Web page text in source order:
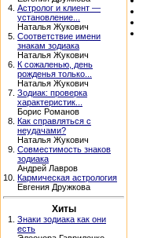
4. Астролог и клиент —
установление...
Наталья Жукович
5. Соответствие имени
знакам зодиака
Наталья Жукович
6. К сожаленью, день
рожденья только...
Наталья Жукович
7. Зодиак: проверка
характеристик...
Борис Романов
8. Как справляться с
неудачами?
Наталья Жукович
9. Совместимость знаков
зодиака
Андрей Лавров
10. Кармическая астрология
Евгения Дружкова
Хиты
1. Знаки зодиака как они
есть